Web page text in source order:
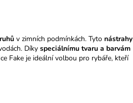
v zimních podmínkách. Tyto nástrahy
Díky speciálnímu tvaru a barvám
Fake je ideální volbou pro rybáře, kteří